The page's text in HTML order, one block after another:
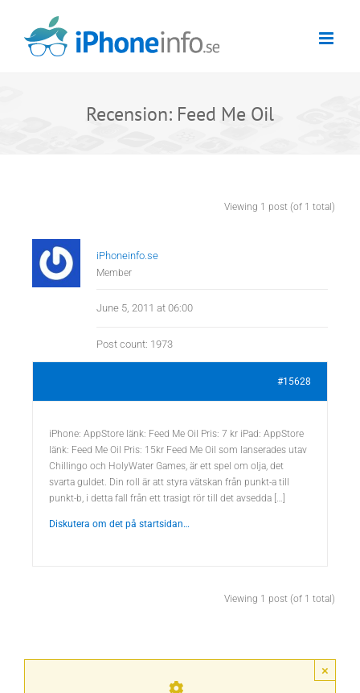
content
Recension: Feed Me Oil
Viewing 1 post (of 1 total)
iPhoneinfo.se
Member
June 5, 2011 at 06:00
Post count: 1973
#15628
iPhone: AppStore länk: Feed Me Oil Pris: 7 kr iPad: AppStore
länk: Feed Me Oil Pris: 15kr Feed Me Oil som lanserades utav
Chillingo och HolyWater Games, är ett spel om olja, det
svarta guldet. Din roll är att styra vätskan från punkt-a till
punkt-b, i detta fall från ett trasigt rör till det avsedda […]
Diskutera om det på startsidan…
Viewing 1 post (of 1 total)
×